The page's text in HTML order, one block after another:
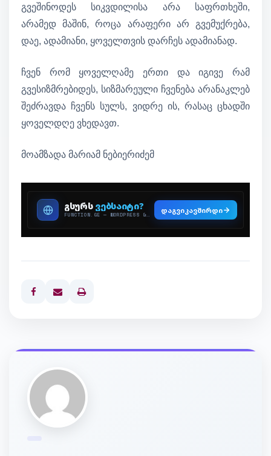
გვეშინოდეს სიკვდილისა არა საფრთხეში,
არამედ მაშინ, როცა არაფერი არ გვემუქრება,
დაე, ადამიანი, ყოველთვის დარჩეს ადამიანად.
ჩვენ რომ ყოველღამე ერთი და იგივე რამ
გვესიზმრებიდეს, სიზმარეული ჩვენება არანაკლებ
შეძრავდა ჩვენს სულს, ვიდრე ის, რასაც ცხადში
ყოველდღე ვხედავთ.
მოამზადა მარიამ ნებიერიძემ
Print